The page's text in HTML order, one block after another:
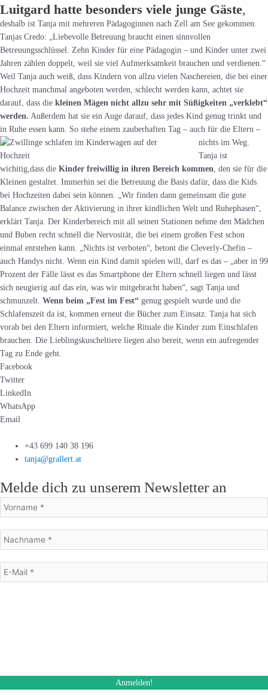
Luitgard hatte besonders viele junge Gäste,
deshalb ist Tanja mit mehreren Pädagoginnen nach Zell am See gekommen.
Tanjas Credo: „Liebevolle Betreuung braucht einen sinnvollen
Betreuungsschlüssel. Zehn Kinder für eine Pädagogin – und Kinder unter zwei
Jahren zählen doppelt, weil sie viel Aufmerksamkeit brauchen und verdienen.“
Weil Tanja auch weiß, dass Kindern von allzu vielen Naschereien, die bei einer
Hochzeit manchmal angeboten werden, schlecht werden kann, achtet sie
darauf, dass die kleinen Mägen nicht allzu sehr mit Süßigkeiten „verklebt“
werden. Außerdem hat sie ein Auge darauf, dass jedes Kind genug trinkt und
in Ruhe essen kann. So stehe einem zauberhaften Tag – auch für die Eltern –
nichts im Weg.
Tanja ist
wichitig,dass die Kinder freiwillig in ihren Bereich kommen , den sie für die
Kleinen gestaltet. Immerhin sei die Betreuung die Basis dafür, dass die Kids
bei Hochzeiten dabei sein können. „Wir finden dann gemeinsam die gute
Balance zwischen der Aktivierung in ihrer kindlichen Welt und Ruhephasen“,
erklärt Tanja. Der Kinderbereich mit all seinen Stationen nehme den Mädchen
und Buben recht schnell die Nervosität, die bei einem großen Fest schon
einmal entstehen kann. „Nichts ist verboten“, betont die Cleverly-Chefin –
auch Handys nicht. Wenn ein Kind damit spielen will, darf es das – „aber in 99
Prozent der Fälle lässt es das Smartphone der Eltern schnell liegen und lässt
sich neugierig auf das ein, was wir mitgebracht haben“, sagt Tanja und
schmunzelt. Wenn beim „Fest im Fest“ genug gespielt wurde und die
Schlafenszeit da ist, kommen erneut die Bücher zum Einsatz. Tanja hat sich
vorab bei den Eltern informiert, welche Rituale die Kinder zum Einschlafen
brauchen. Die Lieblingskuscheltiere liegen also bereit, wenn ein aufregender
Tag zu Ende geht.
Facebook
Twitter
LinkedIn
WhatsApp
Email
+43 699 140 38 196
tanja@grallert.at
Melde dich zu unserem Newsletter an